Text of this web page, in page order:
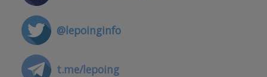
@lepoinginfo
t.me/lepoing